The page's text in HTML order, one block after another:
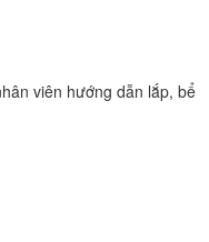
viên hướng dẫn lắp, bể